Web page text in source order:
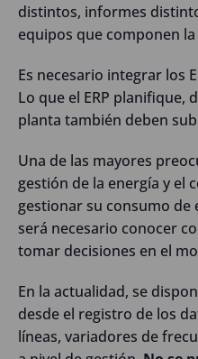
distintos, informes
equipos que componen
Es necesario integrar los
Lo que el ERP planifique,
planta también deben
Una de las mayores
gestión de la energía y el
gestionar su consumo de
será necesario conocer
tomar decisiones en el
En la actualidad, se
desde el registro de los
líneas, variadores de